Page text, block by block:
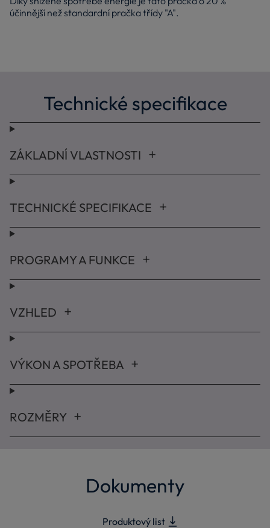
účinnější než standardní pračka třídy "A".
Technické specifikace
ZÁKLADNÍ VLASTNOSTI
TECHNICKÉ SPECIFIKACE
PROGRAMY A FUNKCE
VZHLED
VÝKON A SPOTŘEBA
ROZMĚRY
Dokumenty
Produktový list